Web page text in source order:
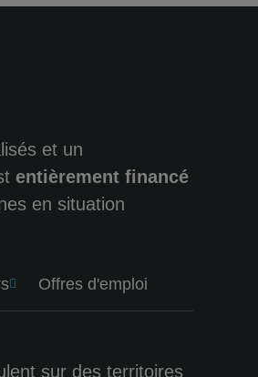
et un
entièrement financé
en situation
Offres d'emploi
sur des territoires